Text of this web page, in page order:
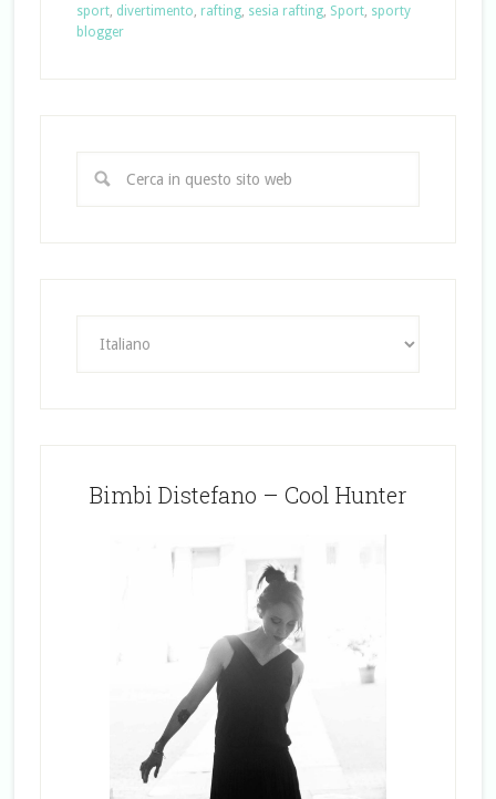
sport, divertimento, rafting, sesia rafting, Sport, sporty
blogger
Bimbi Distefano – Cool Hunter